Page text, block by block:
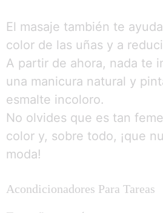
El masaje también te
color de las uñas y a
A partir de ahora, nada te
una manicura natural y
esmalte incoloro.
No olvides que es tan
color y, sobre todo, ¡que
moda!
Acondicionadores Para Tareas